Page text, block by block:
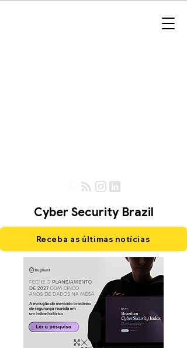
Cyber Security Brazil
Receba as últimas notícias